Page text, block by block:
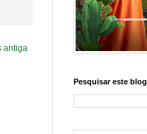
antiga
Pesquisar este blog